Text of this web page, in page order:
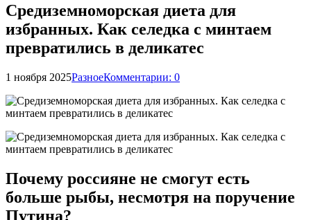
Средиземноморская диета для
избранных. Как селедка с минтаем
превратились в деликатес
1 ноября 2025РазноеКомментарии: 0
Почему россияне не смогут есть
больше рыбы, несмотря на поручение
Путина?